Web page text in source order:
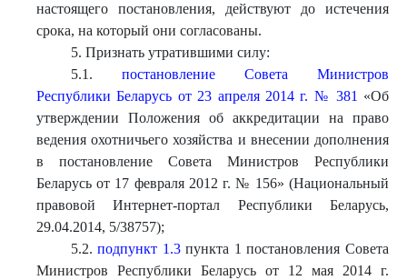
настоящего постановления, действуют до истечения
срока, на который они согласованы.
5. Признать утратившими силу:
5.1. постановление Совета Министров
Республики Беларусь от 23 апреля 2014 г. № 381 «Об
утверждении Положения об аккредитации на право
ведения охотничьего хозяйства и внесении дополнения
в постановление Совета Министров Республики
Беларусь от 17 февраля 2012 г. № 156» (Национальный
правовой Интернет-портал Республики Беларусь,
29.04.2014, 5/38757);
5.2.подпункт 1.3пункта 1 постановления Совета
Министров Республики Беларусь от 12 мая 2014 г.